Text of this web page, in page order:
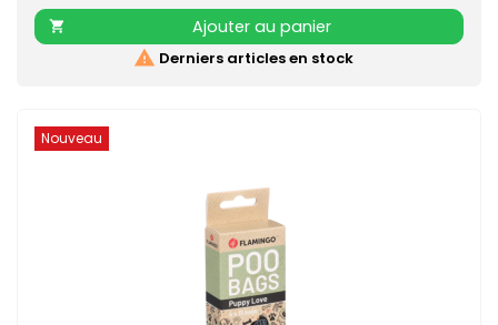
et de chat • Manche anti-dérapant, pratique et...

Ajouter au panier
 Derniers articles en stock
Nouveau